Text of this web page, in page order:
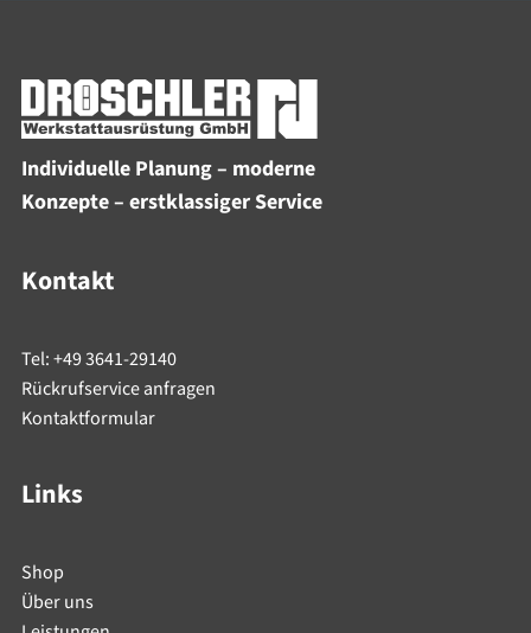
Individuelle Planung – moderne
Konzepte – erstklassiger Service
Kontakt
Tel: +49 3641-29140
Rückrufservice anfragen
Kontaktformular
Links
Shop
Über uns